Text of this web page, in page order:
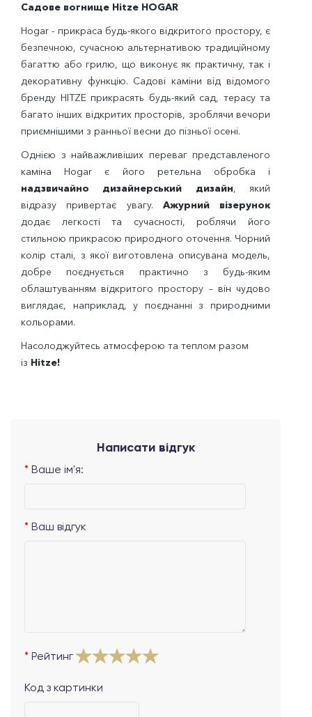
Садове вогнище Hitze HOGAR
Hogar - прикраса будь-якого відкритого простору, є
безпечною, сучасною альтернативою традиційному
багаттю або грилю, що виконує як практичну, так і
декоративну функцію. Садові каміни від відомого
бренду HITZE прикрасять будь-який сад, терасу та
багато інших відкритих просторів, зроблячи вечори
приємнішими з ранньої весни до пізньої осені.
Однією з найважливіших переваг представленого
каміна Hogar є його ретельна обробка і
надзвичайно дизайнерський дизайн, який
відразу привертає увагу. Ажурний візерунок
додає легкості та сучасності, роблячи його
стильною прикрасою природного оточення. Чорний
колір сталі, з якої виготовлена ​​описувана модель,
добре поєднується практично з будь-яким
облаштуванням відкритого простору – він чудово
виглядає, наприклад, у поєднанні з природними
кольорами.
Насолоджуйтесь атмосферою та теплом разом
із Hitze!
Написати відгук
Ваше ім'я:
Ваш відгук
Рейтинг
Код з картинки